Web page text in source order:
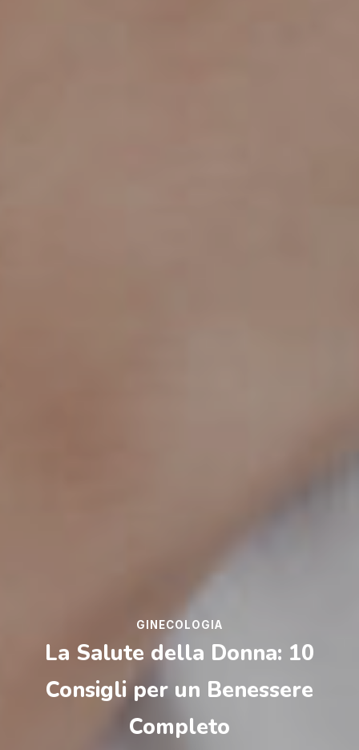
GINECOLOGIA
La Salute della Donna: 10
Consigli per un Benessere
Completo